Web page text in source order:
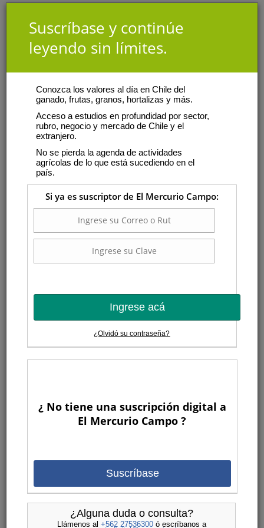
Suscríbase y continúe
leyendo sin límites.
Conozca los valores al día en Chile del
ganado, frutas, granos, hortalizas y más.
Acceso a estudios en profundidad por sector,
rubro, negocio y mercado de Chile y el
extranjero.
No se pierda la agenda de actividades
agrícolas de lo que está sucediendo en el
país.
Si ya es suscriptor de El Mercurio Campo:
Ingrese acá
¿Olvidó su contraseña?
¿ No tiene una suscripción digital a
El Mercurio Campo ?
Suscríbase
¿Alguna duda o consulta?
Llámenos al +562 27536300ó escríbanos a